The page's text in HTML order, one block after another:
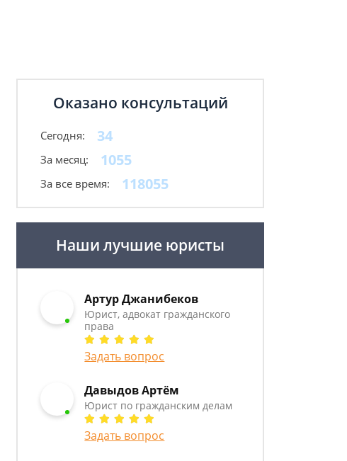
Оказано консультаций
Сегодня: 34
За месяц: 1055
За все время: 118055
Наши лучшие юристы
Артур Джанибеков
Юрист, адвокат гражданского
права
Задать вопрос
Давыдов Артём
Юрист по гражданским делам
Задать вопрос